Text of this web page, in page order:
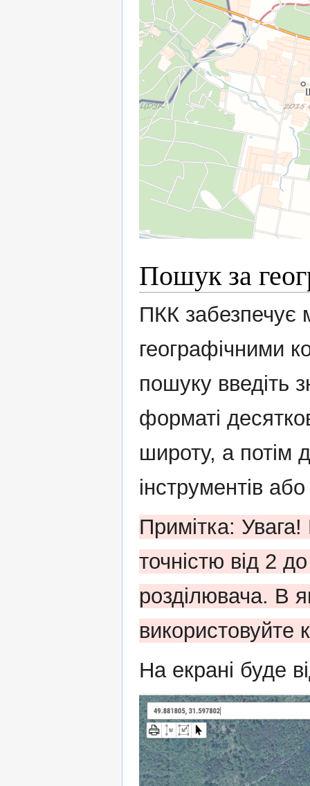
Пошук за
ПКК забезпечує
географічними
пошуку введіть
форматі
широту, а потім
інструментів
Примітка: Увага!
точністю від 2
розділювача. В
використовуйте
На екрані буде